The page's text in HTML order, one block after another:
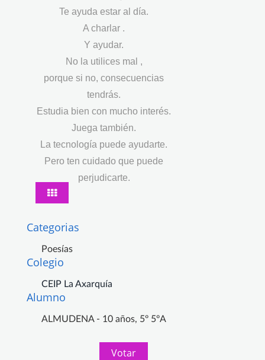
Te ayuda estar al día.
A charlar .
Y ayudar.
No la utilices mal ,
porque si no, consecuencias
tendrás.
Estudia bien con mucho interés.
Juega también.
La tecnología puede ayudarte.
Pero ten cuidado que puede
perjudicarte.
Categorias
Poesías
Colegio
CEIP La Axarquía
Alumno
ALMUDENA - 10 años, 5º 5ºA
Votar